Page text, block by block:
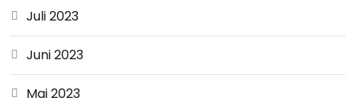
Juli 2023
Juni 2023
Mai 2023